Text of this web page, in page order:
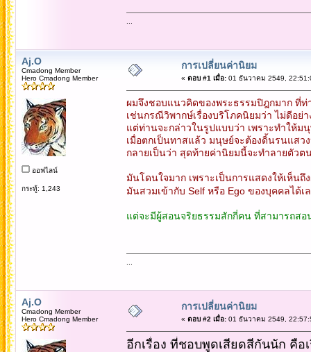
Aj.O
Cmadong Member
Hero Cmadong Member
ออฟไลน์
กระทู้: 1,243
การเปลี่ยนค่านิยม
« ตอบ #1 เมื่อ:01 ธันวาคม 2549,
ผมจึงชอบแนวคิดของพระธรรมปิฎกมาก ที่
เช่นกรณีวิพากษ์เรื่องบริโภคนิยมว่า ไม่ดีอย่
แต่ท่านจะกล่าวในรูปแบบว่า เพราะทำให้ม
เมื่อตกเป็นทาสแล้ว มนุษย์จะต้องดิ้นรนแสว
กลายเป็นว่า สุดท้ายค่านิยมนี้จะทำลายตัวต
มันโดนใจมาก เพราะเป็นการแสดงให้เห็น
มันสวมเข้ากับ Self หรือ Ego ของบุคคลได้เ
แต่จะมีผู้สอนจริยธรรมสักกี่คน ที่สามารถสอ
Aj.O
Cmadong Member
Hero Cmadong Member
การเปลี่ยนค่านิยม
« ตอบ #2 เมื่อ:01 ธันวาคม 2549,
อีกเรื่อง ที่ชอบพูดเสียดสีกันนัก คือ